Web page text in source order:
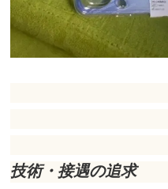
技術・接遇の追求